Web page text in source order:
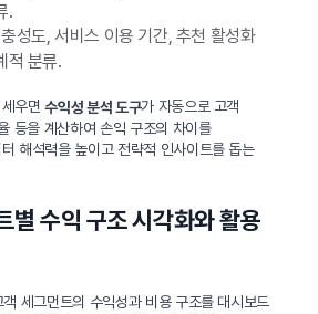
.
성도, 서비스 이용 기간, 추천 활성화
적 분류.
세우면수익성 분석 도구가 자동으로 고객
등을 계산하여 손익 구조의 차이를
해석력을 높이고 전략적 인사이트를 돕는
별 수익 구조 시각화와 활용
세그먼트의 수익성과 비용 구조를 대시보드